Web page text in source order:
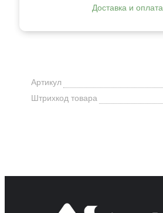
Доставка и оплата
Артикул
Штрихкод товара